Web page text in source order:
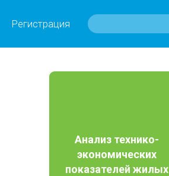
Регистрация
Анализ технико-
экономических
показателей жилых